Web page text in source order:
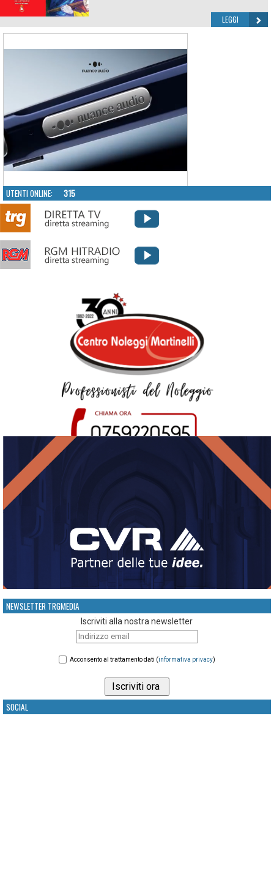
LEGGI
UTENTI ONLINE: 315
NEWSLETTER TRGMEDIA
Iscriviti alla nostra newsletter
Acconsento al trattamento dati (informativa privacy)
SOCIAL